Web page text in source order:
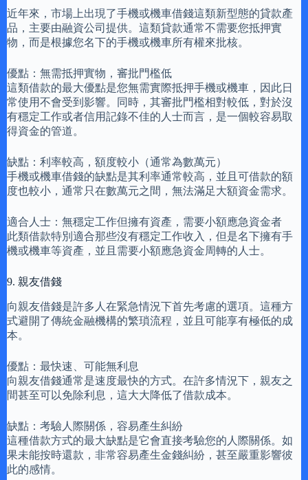
近年來，市場上出現了手機或機車借錢這類新型態的貸款產
品，主要由融資公司提供。這類貸款通常不需要您抵押實
物，而是根據您名下的手機或機車所有權來批核。
優點：無需抵押實物，審批門檻低
這類借款的最大優點是您無需實際抵押手機或機車，因此日
常使用不會受到影響。同時，其審批門檻相對較低，對於沒
有穩定工作或者信用記錄不佳的人士而言，是一個較容易取
得資金的管道。
缺點：利率較高，額度較小（通常為數萬元）
手機或機車借錢的缺點是其利率通常較高，並且可借款的額
度也較小，通常只在數萬元之間，無法滿足大額資金需求。
適合人士：無穩定工作但擁有資產，需要小額應急資金者
此類借款特別適合那些沒有穩定工作收入，但是名下擁有手
機或機車等資產，並且需要小額應急資金周轉的人士。
9. 親友借錢
向親友借錢是許多人在緊急情況下首先考慮的選項。這種方
式避開了傳統金融機構的繁瑣流程，並且可能享有極低的成
本。
優點：最快速、可能無利息
向親友借錢通常是速度最快的方式。在許多情況下，親友之
間甚至可以免除利息，這大大降低了借款成本。
缺點：考驗人際關係，容易產生糾紛
這種借款方式的最大缺點是它會直接考驗您的人際關係。如
果未能按時還款，非常容易產生金錢糾紛，甚至嚴重影響彼
此的感情。